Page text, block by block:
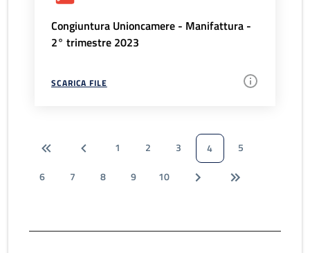
Congiuntura Unioncamere - Manifattura -
2° trimestre 2023
SCARICA FILE
1 2 3 4
5
6
7 8 9 10